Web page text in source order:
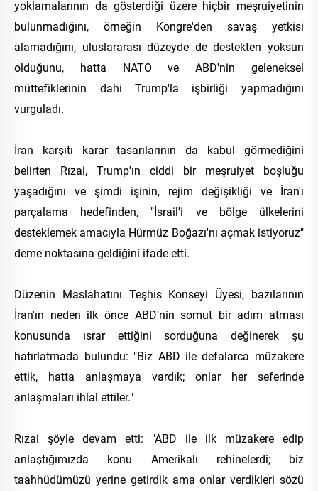
yoklamalarının da gösterdiği üzere hiçbir meşruiyetinin
bulunmadığını, örneğin Kongre'den savaş yetkisi
alamadığını, uluslararası düzeyde de destekten yoksun
olduğunu, hatta NATO ve ABD'nin geleneksel
müttefiklerinin dahi Trump'la işbirliği yapmadığını
vurguladı.
İran karşıtı karar tasarılarının da kabul görmediğini
belirten Rızai, Trump'ın ciddi bir meşruiyet boşluğu
yaşadığını ve şimdi işinin, rejim değişikliği ve İran'ı
parçalama hedefinden, "İsrail'i ve bölge ülkelerini
desteklemek amacıyla Hürmüz Boğazı'nı açmak istiyoruz"
deme noktasına geldiğini ifade etti.
Düzenin Maslahatını Teşhis Konseyi Üyesi, bazılarının
İran'ın neden ilk önce ABD'nin somut bir adım atması
konusunda ısrar ettiğini sorduğuna değinerek şu
hatırlatmada bulundu: "Biz ABD ile defalarca müzakere
ettik, hatta anlaşmaya vardık; onlar her seferinde
anlaşmaları ihlal ettiler."
Rızai şöyle devam etti: "ABD ile ilk müzakere edip
anlaştığımızda konu Amerikalı rehinelerdi; biz
taahhüdümüzü yerine getirdik ama onlar verdikleri sözü